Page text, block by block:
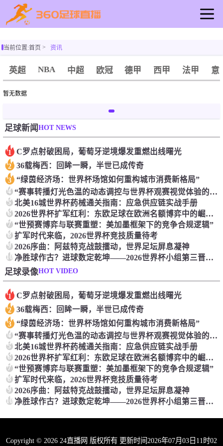
足球直播
篮球直播
资讯
录像
当前位置:首页 资讯
英超 NBA 中超 欧冠 德甲 西甲 法甲 意
暂无数据
足球新闻HOT NEWS
1 C罗点射破困局，葡萄牙逆境爆发重燃出线曙光
2 36载梅西：回眸一瞬，半世已成传奇
3 “绿茵经济场：世界杯场馆如何重构城市消费新格局”
4 “赛事转播灯光色温的动态调控与世界杯观赛视觉体验的关联机制探析”
5 北美16城世界杯药械通关指南：应急供应链实战手册
6 2026世界杯扩军红利：东欧足球在欧洲名额博弈中的崛起与暗流
7 “世预赛博弈与联赛重塑：美加墨框架下的竞争合规逻辑”
8 扩军时代来临，2026世界杯竞技质量待考
9 2026序曲：阿兹特克战鼓擂动，世界足坛屏息凝神
10 净胜球作古？进球数定乾坤——2026世界杯小组第三晋级新规深度解读
足球录像HOT VIDEO
1 C罗点射破困局，葡萄牙逆境爆发重燃出线曙光
2 36载梅西：回眸一瞬，半世已成传奇
3 “绿茵经济场：世界杯场馆如何重构城市消费新格局”
4 “赛事转播灯光色温的动态调控与世界杯观赛视觉体验的关联机制探析”
5 北美16城世界杯药械通关指南：应急供应链实战手册
6 2026世界杯扩军红利：东欧足球在欧洲名额博弈中的崛起与暗流
7 “世预赛博弈与联赛重塑：美加墨框架下的竞争合规逻辑”
8 扩军时代来临，2026世界杯竞技质量待考
9 2026序曲：阿兹特克战鼓擂动，世界足坛屏息凝神
10 净胜球作古？进球数定乾坤——2026世界杯小组第三晋级新规深度解读
Copyright © 2026 24直播网 版权所有 更新时间2026年07月03日11时02